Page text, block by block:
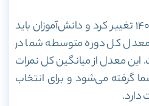
مورد دیگری که از کنکور ۱۴۰۲ تغییر کرد و دانش‌آموزان باید
معدل کل دوره متوسطه شما در
این معدل از میانگین کل نمرات
گرفته می‌شود و برای انتخاب